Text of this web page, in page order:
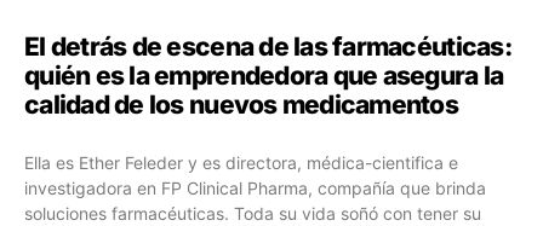
El detrás de escena de las farmacéuticas:
quién es la emprendedora que asegura la
calidad de los nuevos medicamentos
Ella es Ether Feleder y es directora, médica-cientifica e
investigadora en FP Clinical Pharma, compañía que brinda
soluciones farmacéuticas. Toda su vida soñó con tener su